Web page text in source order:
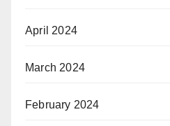
April 2024
March 2024
February 2024